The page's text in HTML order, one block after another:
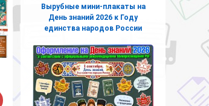
Вырубные мини-плакаты на
День знаний 2026 к Году
единства народов России